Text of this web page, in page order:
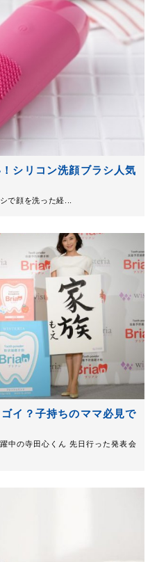
シリコン洗顔ブラシ人気
で顔を洗った経...
イ？子持ちのママ必見で
中の寺田心くん 先日行った発表会